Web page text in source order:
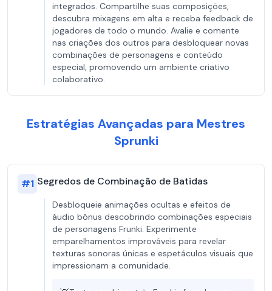
integrados. Compartilhe suas composições,
descubra mixagens em alta e receba feedback de
jogadores de todo o mundo. Avalie e comente
nas criações dos outros para desbloquear novas
combinações de personagens e conteúdo
especial, promovendo um ambiente criativo
colaborativo.
Estratégias Avançadas para Mestres
Sprunki
#1 Segredos de Combinação de Batidas
Desbloqueie animações ocultas e efeitos de
áudio bônus descobrindo combinações especiais
de personagens Frunki. Experimente
emparelhamentos improváveis para revelar
texturas sonoras únicas e espetáculos visuais que
impressionam a comunidade.